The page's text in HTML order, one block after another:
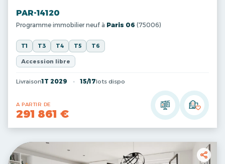
PAR-14120
Programme immobilier neuf à Paris 06 (75006)
T1 T3 T4 T5 T6
Accession libre
Livraison1T 2029 15/17lots dispo
A PARTIR DE
291 861 €